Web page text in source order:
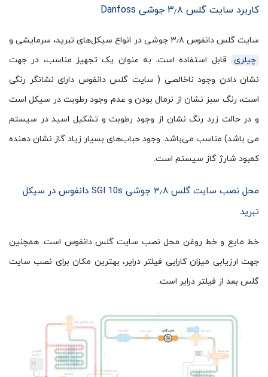
کاربرد سایت گلس ۳٫۸ جوشی Danfoss
سایت گلس دانفوس ۳٫۸ جوشی در انواع سیکل‌های تبرید، سرمایشی و
چیلری
قابل استفاده است. به عنوان یک تجهیز مناسب، در جهت
نشان دادن وجود ناخالصی ( سایت گلس دانفوس دارای نشانگر رنگی
است، رنگ سبز نشان از نرمال بودن و عدم وجود رطوبت در سیکل است
و در حالت زرد رنگ نشان از وجود رطوبت و تشکیل اسید در سیستم
می باشد) مناسب می‌باشد. وجود حباب‌های بسیار زیاد گاز نشان دهنده
کمبود شارژ گاز سیستم است.
محل نصب سایت گلس ۳٫۸ جوشی SGI 10s دانفوس در سیکل
تبرید
خط مایع و خط روغن محل نصب سایت گلس دانفوس است. همچنین
جهت ارزیابی میزان کارایی فیلتر درایر، بهترین مکان برای نصب سایت
گلس بعد از فیلتر درایر است.